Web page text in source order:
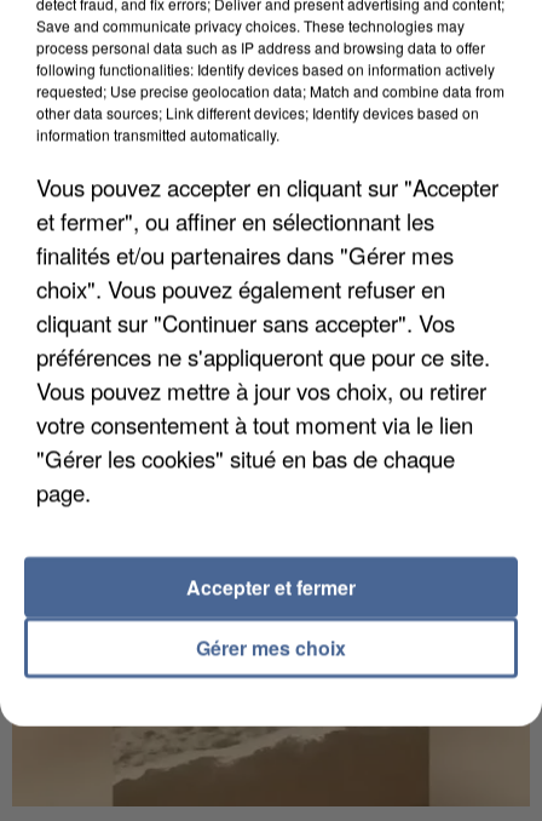
6 août 2026
Gabriel Attal et Raphaël Glucksmann visés par des
ingérences...
Sollicité, Sébastien Lecornu annonce un "travail
commun" avec les partis à la rentrée.
Save and communicate privacy choices. These technologies may
process personal data such as IP address and browsing data to offer
following functionalities: Identify devices based on information actively
requested; Use precise geolocation data; Match and combine data from
other data sources; Link different devices; Identify devices based on
information transmitted automatically.
Vous pouvez accepter en cliquant sur "Accepter
et fermer", ou affiner en sélectionnant les
finalités et/ou partenaires dans "Gérer mes
choix". Vous pouvez également refuser en
cliquant sur "Continuer sans accepter". Vos
préférences ne s'appliqueront que pour ce site.
Vous pouvez mettre à jour vos choix, ou retirer
votre consentement à tout moment via le lien
"Gérer les cookies" situé en bas de chaque
page.
Gérer mes choix
Accepter et fermer